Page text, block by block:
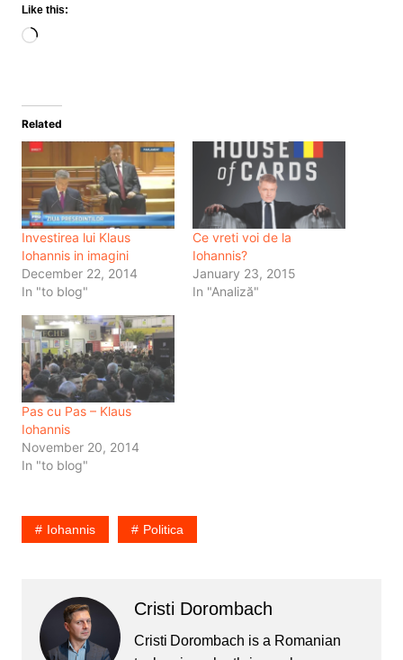
Like this:
Loading…
Related
Investirea lui Klaus
Iohannis in imagini
December 22, 2014
In "to blog"
Ce vreti voi de la
Iohannis?
January 23, 2015
In "Analiză"
Pas cu Pas – Klaus
Iohannis
November 20, 2014
In "to blog"
Iohannis Politica
Cristi Dorombach
Cristi Dorombach is a Romanian